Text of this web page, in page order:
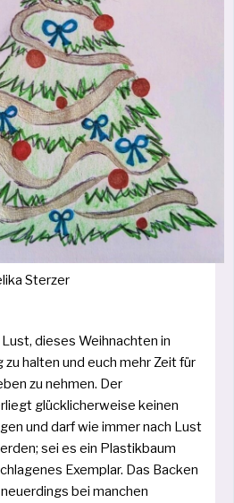
Sterzer
die­ses Weihnachten in
hal­ten und euch mehr Zeit für
zu neh­men. Der
glück­li­cher­wei­se kei­nen
und darf wie immer nach Lust
sei es ein Plastikbaum
Exemplar. Das Backen
bei man­chen